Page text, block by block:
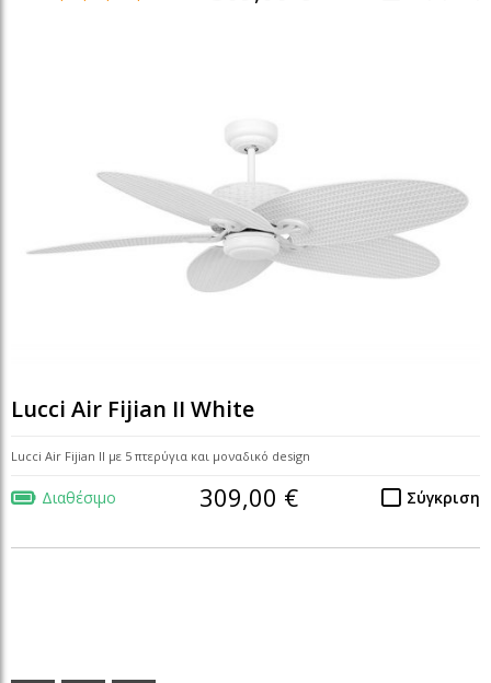
Lucci Air Fijian II White
Lucci Air Fijian II με 5 πτερύγια και μοναδικό design
Διαθέσιμο Σύγκριση
309,00 €